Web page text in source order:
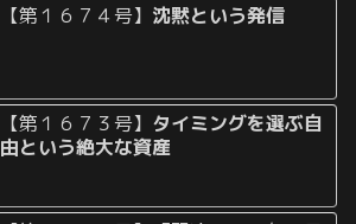
【第１６７４号】 沈黙という発信
【第１６７３号】 タイミングを選ぶ自
由という絶大な資産